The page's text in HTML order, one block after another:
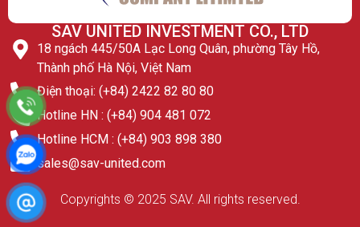
SAV UNITED INVESTMENT CO., LTD
18 ngách 445/50A Lạc Long Quân, phường Tây Hồ,
Thành phố Hà Nội, Việt Nam
Điện thoại: (+84) 2422 82 80 80
Hotline HN : (+84) 904 481 072
Hotline HCM : (+84) 903 898 380
sales@sav-united.com
Copyrights © 2025 SAV. All rights reserved.